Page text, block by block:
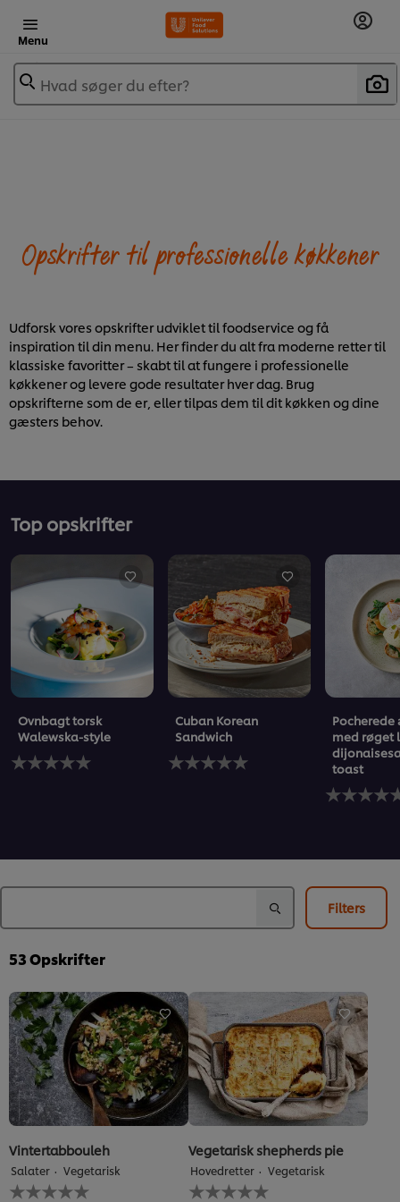
Menu
Hvad søger du efter?
Opskrifter til professionelle køkkener
Udforsk vores opskrifter udviklet til foodservice og få
inspiration til din menu. Her finder du alt fra moderne retter til
klassiske favoritter – skabt til at fungere i professionelle
køkkener og levere gode resultater hver dag. Brug
opskrifterne som de er, eller tilpas dem til dit køkken og dine
gæsters behov.
Top opskrifter
Ovnbagt torsk
Walewska-style
Ingen
bedømmelser
Cuban Korean
Sandwich
Ingen
bedømmelser
med røget
toast
Ingen
Filters
53Opskrifter
Vintertabbouleh
Salater Vegetarisk
Ingen
Vegetarisk shepherds pie
Hovedretter Vegetarisk
Ingen